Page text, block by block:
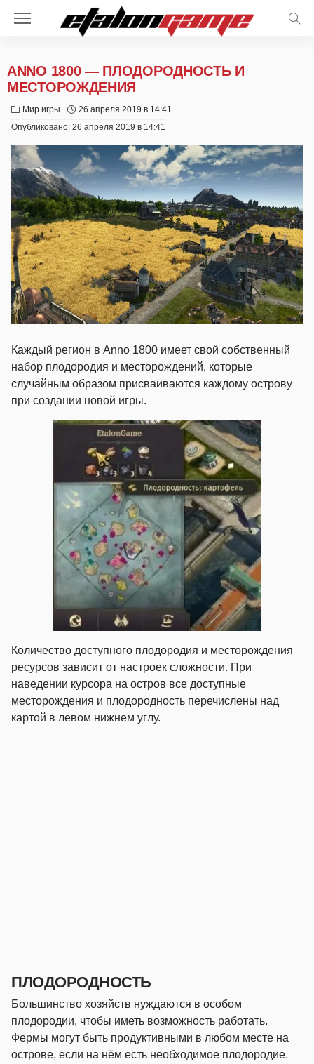
ANNO 1800 — ПЛОДОРОДНОСТЬ И
МЕСТОРОЖДЕНИЯ
Мир игры
26 апреля 2019 в 14:41
Опубликовано: 26 апреля 2019 в 14:41
Каждый регион в Anno 1800 имеет свой собственный
набор плодородия и месторождений, которые
случайным образом присваиваются каждому острову
при создании новой игры.
Количество доступного плодородия и месторождения
ресурсов зависит от настроек сложности. При
наведении курсора на остров все доступные
месторождения и плодородность перечислены над
картой в левом нижнем углу.
ПЛОДОРОДНОСТЬ
Большинство хозяйств нуждаются в особом
плодородии, чтобы иметь возможность работать.
Фермы могут быть продуктивными в любом месте на
острове, если на нём есть необходимое плодородие.